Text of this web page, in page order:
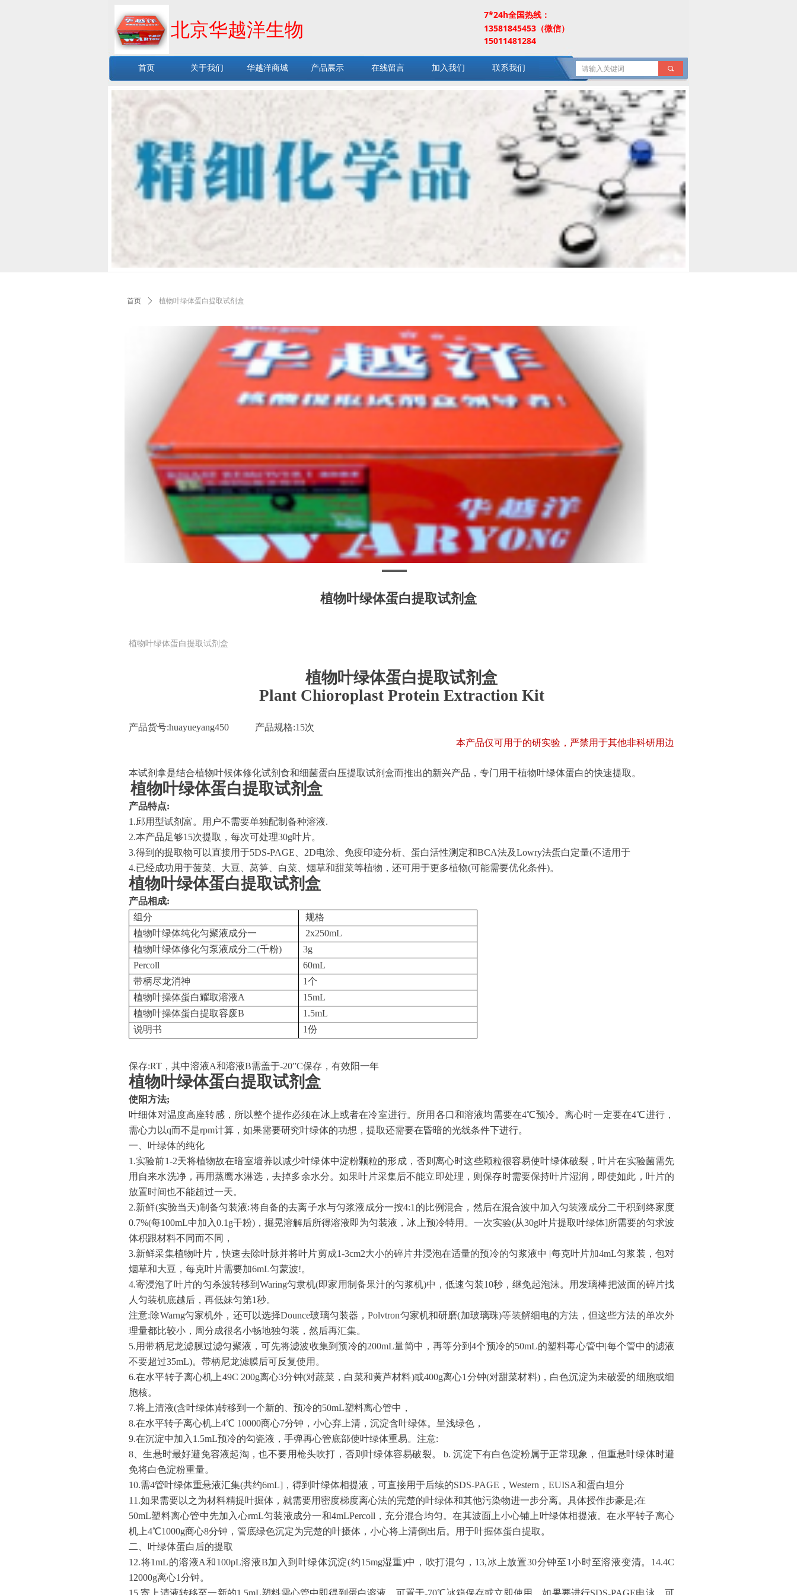
北京华越洋生物 13581845453（微信）
7*24h全国热线：
15011481284
首页 关于我们 华越洋商城 产品展示 在线留言 加入我们 联系我们 끠
首页 ꄲ 植物叶绿体蛋白提取试剂盒
植物叶绿体蛋白提取试剂盒
植物叶绿体蛋白提取试剂盒
植物叶绿体蛋白提取试剂盒
Plant Chioroplast Protein Extraction Kit
产品货号:huayueyang450 产品规格:15次
本产品仅可用于的研实验，严禁用于其他非科研用边
本试剂拿是结合植物叶候体修化试剂食和细菌蛋白压提取试剂盒而推出的新兴产品，专门用干植物叶绿体蛋白的快速提取。
植物叶绿体蛋白提取试剂盒
产品特点:
1.邱用型试剂富。用户不需要单独配制备种溶液.
2.本产品足够15次提取，每次可处理30g叶片。
3.得到的提取物可以直接用于5DS-PAGE、2D电涂、免疫印迹分析、蛋白活性测定和BCA法及Lowry法蛋白定量(不适用于
4.已经成功用于菠菜、大豆、莴笋、白菜、烟草和甜菜等植物，还可用于更多植物(可能需要优化条件)。
植物叶绿体蛋白提取试剂盒
产品相成:
组分
规格
植物叶绿体纯化匀聚液成分一
2x250mL
植物叶绿体修化匀泵液成分二(千粉)
3g
Percoll
60mL
带柄尽龙消神
1个
植物叶操体蛋白耀取溶液A
15mL
植物叶操体蛋白提取容废B
1.5mL
说明书
1份
保存:RT，其中溶液A和溶液B需盖于-20”C保存，有效阳一年
植物叶绿体蛋白提取试剂盒
使阳方法;
叶细体对温度高座转感，所以整个提作必须在冰上或者在冷室进行。所用各口和溶液均需要在4℃预冷。离心时一定要在4℃进行，
需心力以q而不是rpm计算，如果需要研究叶绿体的功想，提取还需要在昏暗的光线条件下进行。
一、叶绿体的纯化
1.实验前1-2天将植物故在暗室墙养以减少叶绿体中淀粉颗粒的形成，否则离心时这些颗粒很容易使叶绿体破裂，叶片在实验菌需先
用自来水洗净，再用蒸鹰水淋选，去掉多余水分。如果叶片采集后不能立即处理，则保存时需要保持叶片湿润，即使如此，叶片的
放置时间也不能超过一天。
2.新鲜(实验当天)制备匀装液:将自备的去离子水与匀浆液成分一按4:1的比例混合，然后在混合波中加入匀装液成分二干积到终家度
0.7%(每100mL中加入0.1g干粉)，掘晃溶解后所得溶液即为匀装液，冰上预冷特用。一次实验(从30g叶片提取叶绿体]所需要的匀求波
体积跟材料不同而不同，
3.新鲜采集植物叶片，快速去除叶脉并将叶片剪成1-3cm2大小的碎片井浸泡在适量的预冷的匀浆液中 |每克叶片加4mL匀浆装，包对
烟草和大豆，每克叶片需要加6mL匀蒙波!。
4.寄浸泡了叶片的匀杀波转移到Waring匀隶机(即家用制备果汁的匀浆机)中，低速匀装10秒，继免起泡沫。用发璃棒把波面的碎片找
人匀装机底越后，再低妹匀第1秒。
注意:除Warng匀家机外，还可以选择Dounce玻璃匀装器，Polvtron匀家机和研磨(加玻璃珠)等装解细电的方法，但这些方法的单次外
理量都比较小，周分成很名小畅地独匀装，然后再汇集。
5.用带柄尼龙滤膜过滤匀聚液，可先将滤波收集到预冷的200mL量简中，再等分到4个预冷的50mL的塑料毒心管中|每个管中的滤液
不要超过35mL)。带柄尼龙滤膜后可反复使用。
6.在水平转子离心机上49C 200g离心3分钟(对蔬菜，白菜和黄芦材料)或400g离心1分钟(对甜菜材料)，白色沉淀为未破爱的细胞或细
胞核。
7.将上清液(含叶绿体)转移到一个新的、预冷的50mL塑料离心管中，
8.在水平转子离心机上4℃ 10000商心7分钟，小心弃上清，沉淀含叶绿体。呈浅绿色，
9.在沉淀中加入1.5mL预冷的勾瓷液，手弹再心管底部使叶绿体重易。注意:
8、生悬时最好避免容液起淘，也不要用枪头吹打，否则叶绿体容易破裂。 b. 沉淀下有白色淀粉属于正常现象，但重悬叶绿体时避
免将白色淀粉重量。
10.需4管叶绿体重悬液汇集(共约6mL]，得到叶绿体相提液，可直接用于后续的SDS-PAGE，Western，EUISA和蛋白坦分
11.如果需要以之为材料精提叶掘体，就需要用密度梯度离心法的完楚的叶绿体和其他污染物进一步分离。具体授作步豪是;在
50mL塑料离心管中先加入心rmL匀装液成分一和4mLPercoll，充分混合均匀。在其波面上小心铺上叶绿体相提液。在水平转子离心
机上4℃1000g商心8分钟，管底绿色沉定为完楚的叶摄体，小心将上清倒出后。用于叶握体蛋白提取。
二、叶绿体蛋白后的提取
12.将1mL的溶液A和100pL溶液B加入到叶绿体沉淀(约15mg湿重)中，吹打混匀，13,冰上放置30分钟至1小时至溶液变清。14.4C
12000g离心1分钟。
15.寄上清液转移至一新的1.5mL塑料需心管中即得到蛋白溶液。可置于-70℃冰箱保存或立即使用。如果要进行SDS-PAGE电泳，可